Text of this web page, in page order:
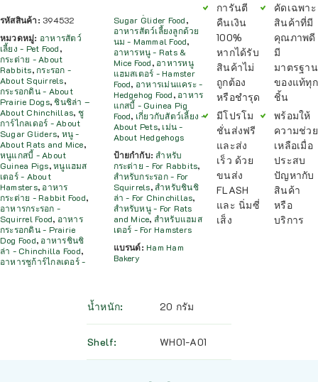
รหัสสินค้า: 394532
หมวดหมู่: อาหารสัตว์
เลี้ยง - Pet Food,
กระต่าย - About
Rabbits, กระรอก -
About Squirrels,
กระรอกดิน - About
Prairie Dogs,ชินชิล่า –
About Chinchillas, ชู
การ์ไกลเดอร์ - About
Sugar Gliders, หนู -
About Rats and Mice,
หนูแกสบี้ - About
Guinea Pigs,หนูแฮมส
เตอร์ - About
Hamsters, อาหาร
กระต่าย - Rabbit Food,
อาหารกระรอก -
Squirrel Food, อาหาร
กระรอกดิน - Prairie
Dog Food, อาหารชินชิ
ล่า - Chinchilla Food,
อาหารชูก้าร์ไกลเดอร์ -
Sugar Glider Food,
อาหารสัตว์เลี้ยงลูกด้วย
นม - Mammal Food,
อาหารหนู - Rats &
Mice Food, อาหารหนู
แฮมสเตอร์ - Hamster
Food, อาหารเม่นแคระ -
Hedgehog Food, อาหาร
แกสบี้ - Guinea Pig
Food, เกี่ยวกับสัตว์เลี้ยง -
About Pets, เม่น -
About Hedgehogs
ป้ายกำกับ:สำหรับ
กระต่าย - For Rabbits,
สำหรับกระรอก - For
Squirrels,สำหรับชินชิ
ล่า - For Chinchillas,
สำหรับหนู - For Rats
and Mice, สำหรับแฮมส
เตอร์ - For Hamsters
แบรนด์: Ham Ham
Bakery
การันตี
คืนเงิน
100%
หากได้รับ
สินค้าไม่
ถูกต้อง
หรือชำรุด
มีโปรโม
ชั่นส่งฟรี
และส่ง
เร็ว ด้วย
ขนส่ง
FLASH
และ นิ่มซี่
เส็ง
คัดเฉพาะ
สินค้าที่มี
คุณภาพดี
มี
มาตรฐาน
ของแท้ทุก
ชิ้น
พร้อมให้
ความช่วย
เหลือเมื่อ
ประสบ
ปัญหากับ
สินค้า
หรือ
บริการ
น้ำหนัก 20 กรัม
Shelf WH01-A01